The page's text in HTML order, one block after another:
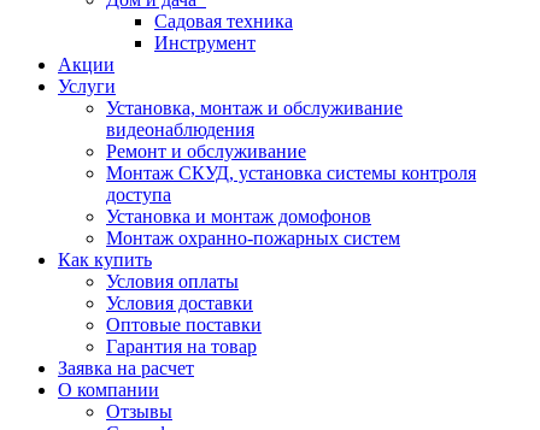
Садовая техника
Инструмент
Акции
Услуги
Установка, монтаж и обслуживание
видеонаблюдения
Ремонт и обслуживание
Монтаж СКУД, установка системы контроля
доступа
Установка и монтаж домофонов
Монтаж охранно-пожарных систем
Как купить
Условия оплаты
Условия доставки
Оптовые поставки
Гарантия на товар
Заявка на расчет
О компании
Отзывы